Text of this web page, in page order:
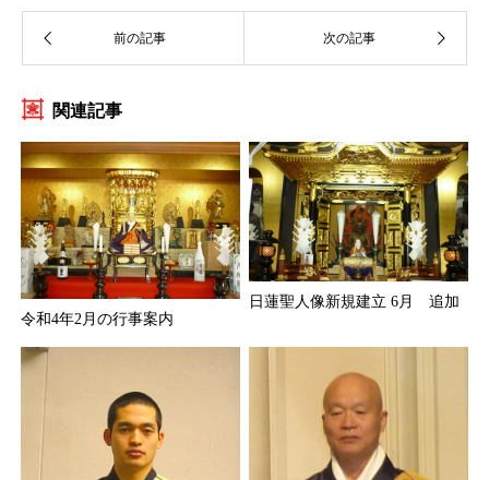
関連記事
令和4年2月の行事案内
日蓮聖人像新規建立 6月 追加